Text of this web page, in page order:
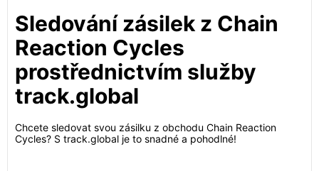
Sledování zásilek z Chain
Reaction Cycles
prostřednictvím služby
track.global
Chcete sledovat svou zásilku z obchodu Chain Reaction
Cycles? S track.global je to snadné a pohodlné!